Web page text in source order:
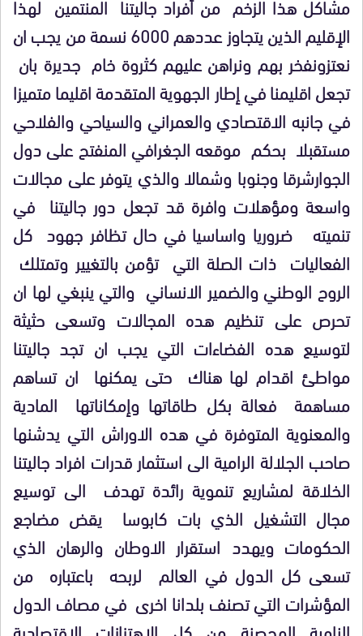
الإقليم الذين يتجاوز عددهم 6000 نسمة من يجب ان
نعتزونفخر بهم ونراهن عليهم كثروة خام جديرة بان
تجعل اقليمنا في إطار الجهوية المتقدمة اقليما متميزا
في جانبه الاقتصادي والعمراني والسياحي والفلاحي
مستقبلا بحكم موقعه الجغرافي المنفتح على دول
الجوارشرقا وجنوبا وشمالا والذي يتوفر على مجالات
واسعة ومؤهلات وافرة قد تجعل دور جاليتنا في
تنميته ضروريا واساسيا في حال تظافر جهود كل
الفعاليات ذات الصلة التي تؤمن بالتغيير وتمتلك
الروح الوطني والضمير الانساني والتي ينبغي لها ان
تحرص على تنظيم هده المجالات وتسعى حثيثة
لتوسيع هده الفضاءات التي يجب ان تجد جاليتنا
مواطئ اقدام لها هناك حتى يمكنها ان تساهم
مساهمة فعالة بكل طاقاتها وإمكاناتها المادية
والمعنوية المتوفرة في هده الاوراش التي يدشنها
صاحب الجلالة الرامية الى استثمار قدرات افراد جاليتنا
الخلاقة لمشاريع تنموية رائدة تهدف الى توسيع
مجال التشغيل الذي بات كابوسا يقض مضاجع
الحكومات ويهدد استقرار الاوطان والرهان الذي
تسعى كل الدول في العالم لربحه باعتباره من
المؤشرات التي تصنف بلدانا اخرى في مصاف الدول